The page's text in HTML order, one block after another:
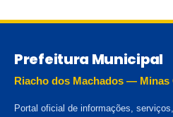
Prefeitura Municipal
Riacho dos Machados — Minas
Portal oficial de informações,